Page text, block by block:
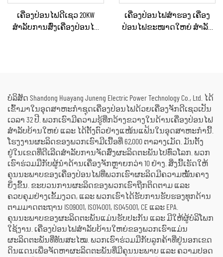
ເຄື່ອງປ່ອນໄຟດີເຊວ 20KW
ສຳລັບການສົ່ງເຄື່ອງປ່ອນໄຟ
ເຄື່ອງປ່ອນໄຟສຳຮອງ ເຄື່ອງ
ປ່ອນໄຟຂະໜາດໃຫຍ່ ສຳລັບ
ບໍລິສັດ Shandong Huayang Juneng Electric Power Technology Co., Ltd. ໄດ້
ເຂົ້າມາໃນອຸດສາຫະກຳຊຸດເຄື່ອງປ່ອນໄຟດ້ວຍເຄື່ອງຈັກດີເຊວເປັນ
ເວລາ 32 ປີ. ພວກເຮົາມີຄວາມຮູ້ທີ່ກວ້າງຂວາງໃນດ້ານເຄື່ອງປ່ອນໄຟ
ສຳລັບບ້ານໃຫຍ່ ແລະ ໄດ້ຕັ້ງຕົວຢ່າງແໜ້ນແຟ້ນໃນອຸດສາຫະກຳນີ້.
ໂຮງງານຜະລິດຂອງພວກເຮົາມີເນື້ອທີ່ 62,000 ຕາລາງເມັດ. ມັນຕັ້ງ
ຢູ່ໃນເຂດທີ່ດີເລີດສຳລັບການຈັດສົ່ງຜະລິດຕະພັນໄປທົ່ວໂລກ. ພວກ
ເຮົາຮ່ວມມືກັບຜູ້ນຳດ້ານເຄື່ອງຈັກຫຼາຍກວ່າ 10 ຢ່າງ. ສິ່ງນີ້ເຮັດໃຫ້
ຄຸນນະພາບຂອງເຄື່ອງປ່ອນໄຟທີ່ພວກເຮົາຜະລິດມີຄວາມໝັ້ນຄາງ
ຍິ່ງຂຶ້ນ. ຂະບວນການຜະລິດຂອງພວກເຮົາຖືກຕິດຕາມ ແລະ
ຄວບຄຸມຢ່າງເຂັ້ມງວດ, ແລະ ພວກເຮົາໄດ້ຮັບການຮັບຮອງທຸກດ້ານ
ຕາມມາດຕະຖານ ISO9001, ISO14001, ISO45001, CE ແລະ EPA.
ຄຸນນະພາບຂອງຜະລິດຕະພັນແມ່ນຮັບປະກັນ ແລະ ມີໃຫ້ຜູ້ບໍລິໂພກ
ໃຊ້ງານ. ເຄື່ອງປ່ອນໄຟສຳລັບບ້ານໃຫຍ່ຂອງພວກເຮົາແມ່ນ
ຜະລິດຕະພັນທີ່ທັນສະໄໝ. ພວກເຮົາຮ່ວມມືກັບລູກຄ້າທີ່ຢູ່ນອກເຂດ
ດິນແດນເພື່ອຈັດຫາຜະລິດຕະພັນທີ່ມີຄຸນນະພາບ ແລະ ຄວາມປອດ